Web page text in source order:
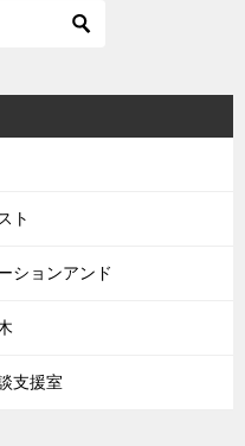
ト
ションアンド
支援室